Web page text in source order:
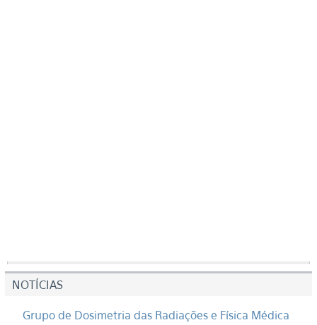
NOTÍCIAS
Grupo de Dosimetria das Radiações e Física Médica